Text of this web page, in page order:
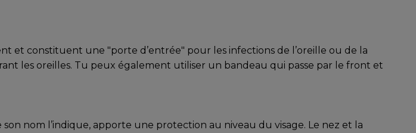
et constituent une "porte d’entrée" pour les infections de l’oreille ou de la
les oreilles. Tu peux également utiliser un bandeau qui passe par le front et
nom l’indique, apporte une protection au niveau du visage. Le nez et la